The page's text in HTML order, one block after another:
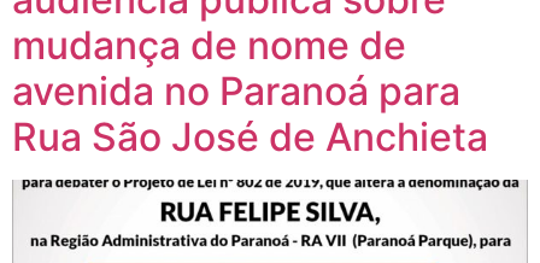
mudança de nome de
avenida no Paranoá para
Rua São José de Anchieta